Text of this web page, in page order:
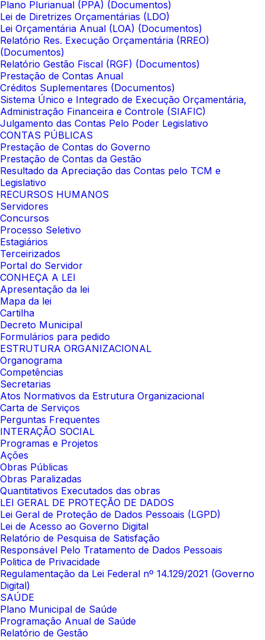
Plano Plurianual (PPA) (Documentos)
Lei de Diretrizes Orçamentárias (LDO)
Lei Orçamentária Anual (LOA) (Documentos)
Relatório Res. Execução Orçamentária (RREO)
(Documentos)
Relatório Gestão Fiscal (RGF) (Documentos)
Prestação de Contas Anual
Créditos Suplementares (Documentos)
Sistema Único e Integrado de Execução Orçamentária,
Administração Financeira e Controle (SIAFIC)
Julgamento das Contas Pelo Poder Legislativo
CONTAS PÚBLICAS
Prestação de Contas do Governo
Prestação de Contas da Gestão
Resultado da Apreciação das Contas pelo TCM e
Legislativo
RECURSOS HUMANOS
Servidores
Concursos
Processo Seletivo
Estagiários
Terceirizados
Portal do Servidor
CONHEÇA A LEI
Apresentação da lei
Mapa da lei
Cartilha
Decreto Municipal
Formulários para pedido
ESTRUTURA ORGANIZACIONAL
Organograma
Competências
Secretarias
Atos Normativos da Estrutura Organizacional
Carta de Serviços
Perguntas Frequentes
INTERAÇÃO SOCIAL
Programas e Projetos
Ações
Obras Públicas
Obras Paralizadas
Quantitativos Executados das obras
LEI GERAL DE PROTEÇÃO DE DADOS
Lei Geral de Proteção de Dados Pessoais (LGPD)
Lei de Acesso ao Governo Digital
Relatório de Pesquisa de Satisfação
Responsável Pelo Tratamento de Dados Pessoais
Politica de Privacidade
Regulamentação da Lei Federal nº 14.129/2021 (Governo
Digital)
SAÚDE
Plano Municipal de Saúde
Programação Anual de Saúde
Relatório de Gestão